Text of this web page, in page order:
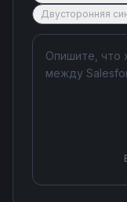
Двусторонняя